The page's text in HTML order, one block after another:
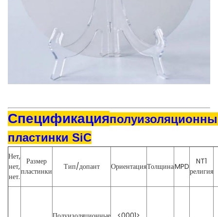
Спецификация
пластинки SiC
Нет,
нет,
нет.
Размер
пластинки
Тип/допант ОриентацияТолщинаMPD
NT1
религия